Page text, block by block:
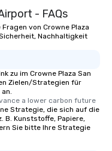
- FAQs
von Crowne Plaza
Nachhaltigkeit
zu im Crowne Plaza San
Zielen/Strategien für
a lower carbon future
Strategie, die sich auf die
B. Kunststoffe, Papiere,
Sie bitte Ihre Strategie